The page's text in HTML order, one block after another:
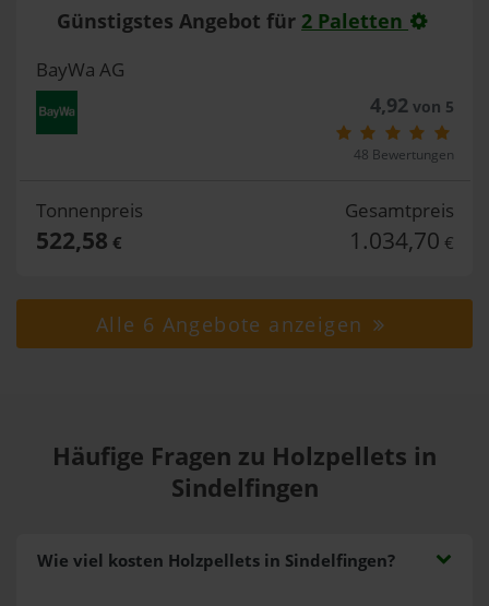
Günstigstes Angebot für 2 Paletten
BayWa AG
4,92von 5
48 Bewertungen
Tonnenpreis
522,58 €
Gesamtpreis
1.034,70 €
Alle 6 Angebote anzeigen
Häufige Fragen zu Holzpellets in
Sindelfingen
Wie viel kosten Holzpellets in Sindelfingen?